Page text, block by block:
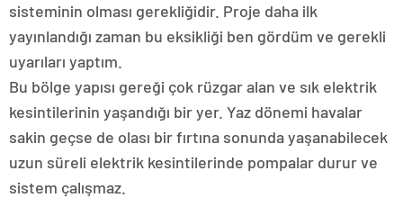
sisteminin olması gerekliğidir. Proje daha ilk
yayınlandığı zaman bu eksikliği ben gördüm ve gerekli
uyarıları yaptım.
Bu bölge yapısı gereği çok rüzgar alan ve sık elektrik
kesintilerinin yaşandığı bir yer. Yaz dönemi havalar
sakin geçse de olası bir fırtına sonunda yaşanabilecek
uzun süreli elektrik kesintilerinde pompalar durur ve
sistem çalışmaz.